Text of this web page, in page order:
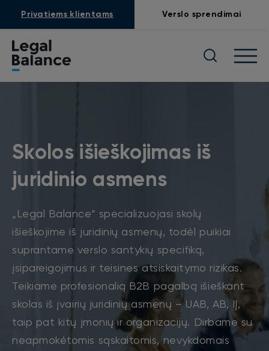
Privatiems klientams Verslo sprendimai
Skolos išieškojimas iš
juridinio asmens
„Legal Balance“ specializuojasi skolų
išieškojime iš juridinių asmenų, todėl puikiai
suprantame verslo santykių specifiką,
įsipareigojimus ir teisines atsiskaitymo rizikas.
Teikiame profesionalią B2B pagalbą išieškant
skolas iš įvairių juridinių asmenų – UAB, AB, IĮ,
taip pat kitų įmonių ir organizacijų. Dirbame su
neapmokėtomis sąskaitomis, nevykdomais